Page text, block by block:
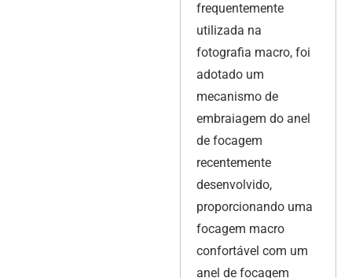
frequentemente
utilizada na
fotografia macro, foi
adotado um
mecanismo de
embraiagem do anel
de focagem
recentemente
desenvolvido,
proporcionando uma
focagem macro
confortável com um
anel de focagem